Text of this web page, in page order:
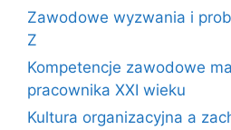
Zawodowe wyzwania i
Z
Kompetencje zawodowe
pracownika XXI wieku
Kultura organizacyjna a